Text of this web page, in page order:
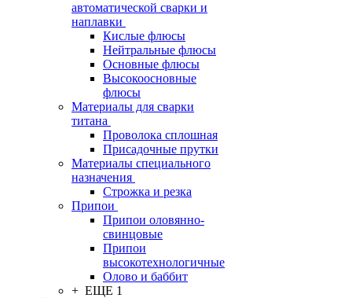
автоматической сварки и
наплавки
Кислые флюсы
Нейтральные флюсы
Основные флюсы
Высокоосновные
флюсы
Материалы для сварки
титана
Проволока сплошная
Присадочные прутки
Материалы специального
назначения
Строжка и резка
Припои
Припои оловянно-
свинцовые
Припои
высокотехнологичные
Олово и баббит
+ ЕЩЕ 1